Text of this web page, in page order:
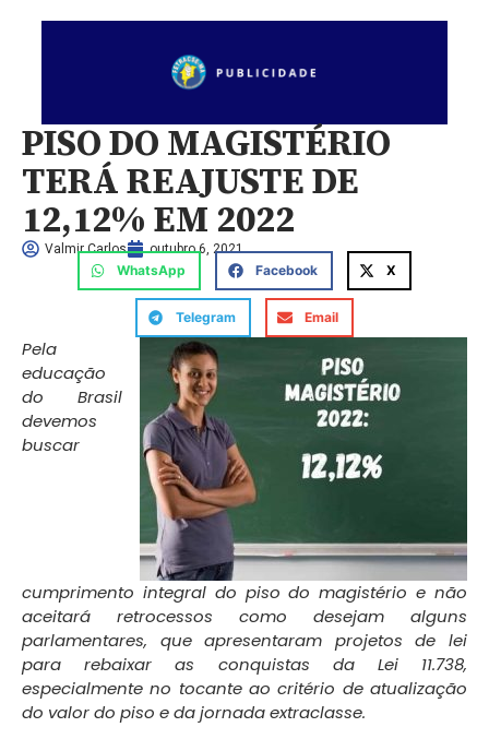
PISO DO MAGISTÉRIO
TERÁ REAJUSTE DE
12,12% EM 2022
Valmir Carlos outubro 6, 2021
WhatsApp Facebook X
Telegram Email
Pela
educação
do Brasil
devemos
buscar
cumprimento integral do piso do magistério e não
aceitará retrocessos como desejam alguns
parlamentares, que apresentaram projetos de lei
para rebaixar as conquistas da Lei 11.738,
especialmente no tocante ao critério de atualização
do valor do piso e da jornada extraclasse.